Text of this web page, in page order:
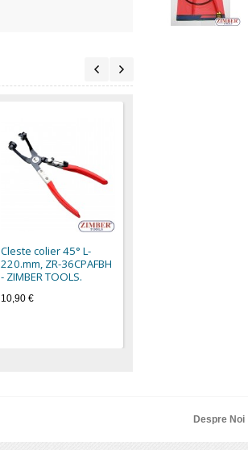
Cleste colier 45° L-
220.mm, ZR-36CPAFBH
- ZIMBER TOOLS.
10,90 €
Despre Noi